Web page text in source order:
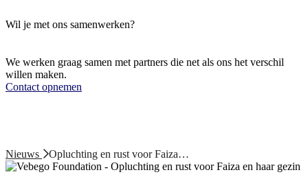
Wil je met ons samenwerken?
We werken graag samen met partners die net als ons het verschil
willen maken.
Contact opnemen
Nieuws Opluchting en rust voor Faiza…